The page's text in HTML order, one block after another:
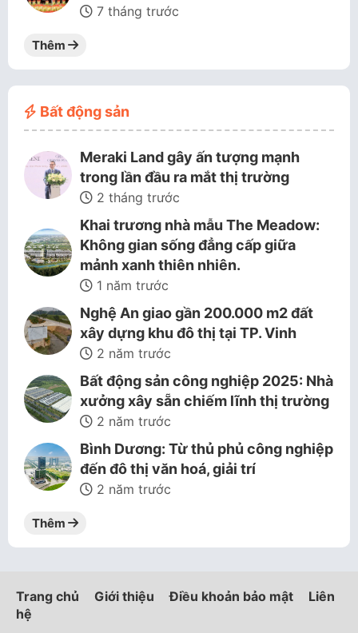
7 tháng trước
Thêm
Bất động sản
Meraki Land gây ấn tượng mạnh
trong lần đầu ra mắt thị trường
2 tháng trước
Khai trương nhà mẫu The Meadow:
Không gian sống đẳng cấp giữa
mảnh xanh thiên nhiên.
1 năm trước
Nghệ An giao gần 200.000 m2 đất
xây dựng khu đô thị tại TP. Vinh
2 năm trước
Bất động sản công nghiệp 2025: Nhà
xưởng xây sẵn chiếm lĩnh thị trường
2 năm trước
Bình Dương: Từ thủ phủ công nghiệp
đến đô thị văn hoá, giải trí
2 năm trước
Thêm
Trang chủ Giới thiệu Điều khoản bảo mật
Liên
hệ